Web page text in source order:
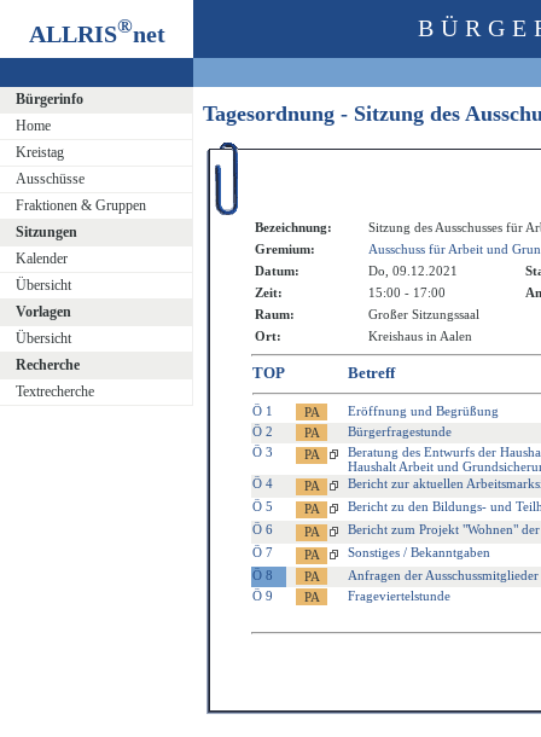
ALLRIS®net
Bürgerinfo
Home
Kreistag
Ausschüsse
Fraktionen & Gruppen
Sitzungen
Kalender
Übersicht
Vorlagen
Übersicht
Recherche
Textrecherche
Tagesordnung - Sitzung des
Bezeichnung:
Sitzung des Ausschusses für
Gremium:
Ausschuss für Arbeit und
Datum:
Do, 09.12.2021
Zeit:
15:00 - 17:00
Raum:
Großer Sitzungssaal
Ort:
Kreishaus in Aalen
TOP Betreff
Ö 1
Eröffnung und Begrüßung
Ö 2
Bürgerfragestunde
Ö 3
Beratung des Entwurfs der
Haushalt Arbeit und
Ö 4
Bericht zur aktuellen
Ö 5
Bericht zu den Bildungs- und
Ö 6
Bericht zum Projekt "Wohnen" der
Ö 7
Sonstiges / Bekanntgaben
Ö 8
Anfragen der Ausschussmitglieder
Ö 9
Frageviertelstunde